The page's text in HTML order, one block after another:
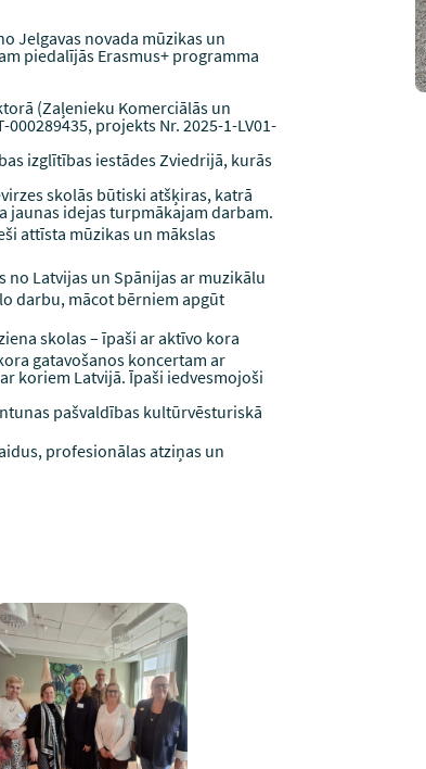
Jelgavas novada mūzikas un
piedalījās Erasmus+ programma
(Zaļenieku Komerciālās un
projekts Nr. 2025-1-LV01-
izglītības iestādes Zviedrijā, kurās
skolās būtiski atšķiras, katrā
jaunas idejas turpmākajam darbam.
attīsta mūzikas un mākslas
Latvijas un Spānijas ar muzikālu
darbu, mācot bērniem apgūt
skolas – īpaši ar aktīvo kora
gatavošanos koncertam ar
koriem Latvijā. Īpaši iedvesmojoši
pašvaldības kultūrvēsturiskā
profesionālas atziņas un